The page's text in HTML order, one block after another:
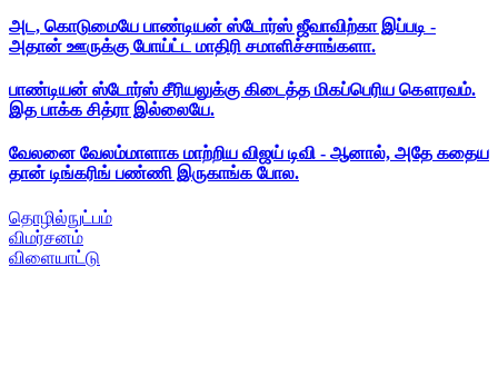
அட, கொடுமையே பாண்டியன் ஸ்டோர்ஸ் ஜீவாவிற்கா இப்படி -
அதான் ஊருக்கு போய்ட்ட மாதிரி சமாளிச்சாங்களா.
பாண்டியன் ஸ்டோர்ஸ் சீரியலுக்கு கிடைத்த மிகப்பெரிய கௌரவம்.
இத பாக்க சித்ரா இல்லையே.
வேலனை வேலம்மாளாக மாற்றிய விஜய் டிவி - ஆனால், அதே கதைய
தான் டிங்கரிங் பண்ணி இருகாங்க போல.
தொழில்நுட்பம்
விமர்சனம்
விளையாட்டு